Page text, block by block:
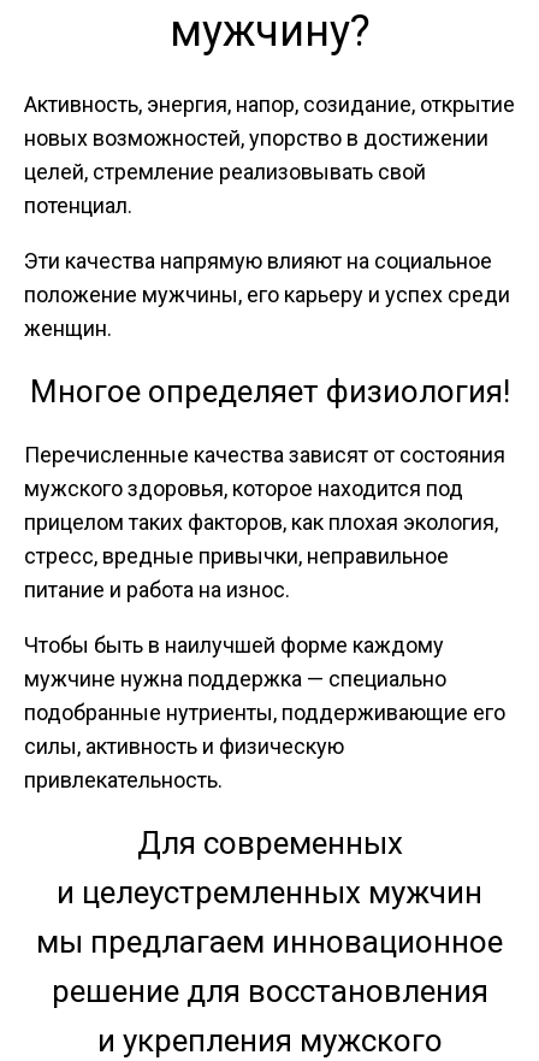
мужчину?
Активность, энергия, напор, созидание, открытие
новых возможностей, упорство в достижении
целей, стремление реализовывать свой
потенциал.
Эти качества напрямую влияют на социальное
положение мужчины, его карьеру и успех среди
женщин.
Многое определяет физиология!
Перечисленные качества зависят от состояния
мужского здоровья, которое находится под
прицелом таких факторов, как плохая экология,
стресс, вредные привычки, неправильное
питание и работа на износ.
Чтобы быть в наилучшей форме каждому
мужчине нужна поддержка — специально
подобранные нутриенты, поддерживающие его
силы, активность и физическую
привлекательность.
Для современных
и целеустремленных мужчин
мы предлагаем инновационное
решение для восстановления
и укрепления мужского